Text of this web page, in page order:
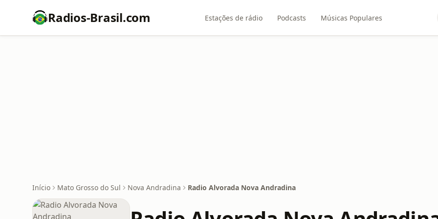
Radios-Brasil.com Estações de rádio Podcasts Músicas Populares
Início Mato Grosso do Sul Nova Andradina Radio Alvorada Nova Andradina